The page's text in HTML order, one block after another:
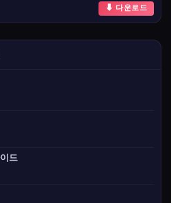
⬇ 다운로드
드